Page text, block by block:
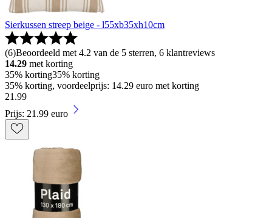
Sierkussen streep beige - l55xb35xh10cm
(6)Beoordeeld met 4.2 van de 5 sterren, 6 klantreviews
14.29 met korting
35% korting35% korting
35% korting, voordeelprijs: 14.29 euro met korting
21 .99
Prijs: 21.99 euro